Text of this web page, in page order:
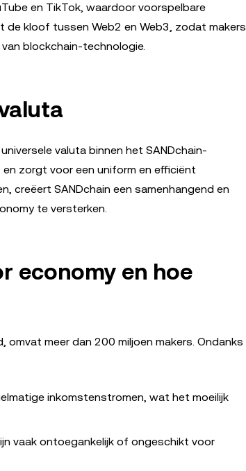
en TikTok, waardoor voorspelbare
de kloof tussen Web2 en Web3, zodat makers
blockchain-technologie.
valuta binnen het SANDchain-
zorgt voor een uniform en efficiënt
creëert SANDchain een samenhangend en
te versterken.
economy en hoe
meer dan 200 miljoen makers. Ondanks
inkomstenstromen, wat het moeilijk
vaak ontoegankelijk of ongeschikt voor